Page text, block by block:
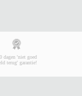
dagen 'niet goed
terug' garantie!